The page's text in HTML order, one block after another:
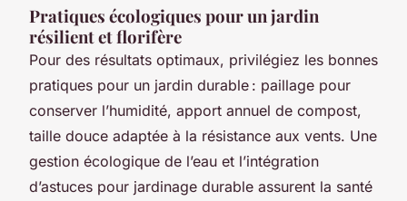
Pratiques écologiques pour un jardin
résilient et florifère
Pour des résultats optimaux, privilégiez les bonnes
pratiques pour un jardin durable : paillage pour
conserver l’humidité, apport annuel de compost,
taille douce adaptée à la résistance aux vents. Une
gestion écologique de l’eau et l’intégration
d’astuces pour jardinage durable assurent la santé